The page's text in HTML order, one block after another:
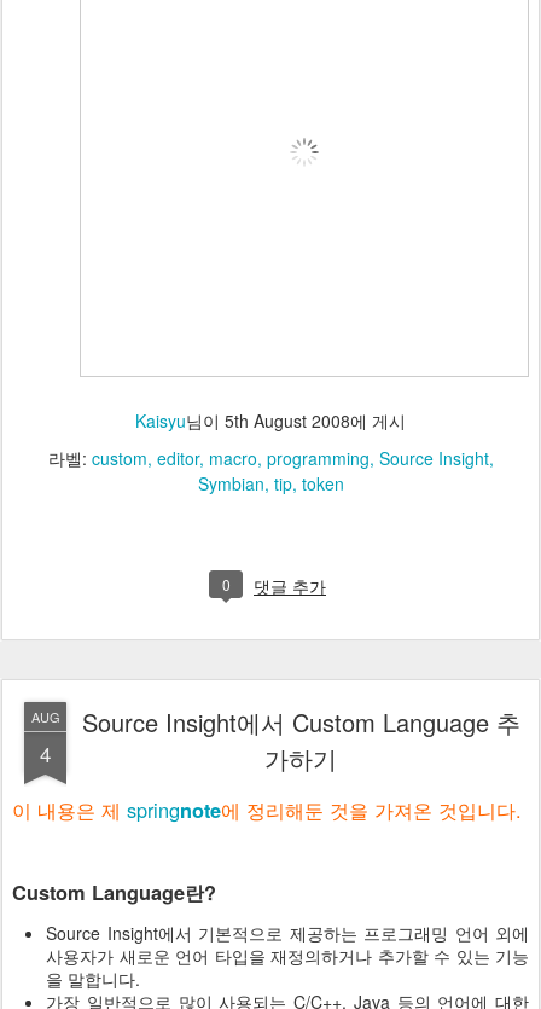
Kaisyu님이 5th August 2008에 게시
라벨: custom editor macro programming Source Insight
Symbian tip token
0 댓글 추가
AUG
4
Source Insight에서 Custom Language 추
가하기
이 내용은 제 springnote에 정리해둔 것을 가져온 것입니다.
Custom Language란?
Source Insight에서 기본적으로 제공하는 프로그래밍 언어 외에
사용자가 새로운 언어 타입을 재정의하거나 추가할 수 있는 기능
을 말합니다.
가장 일반적으로 많이 사용되는 C/C++, Java 등의 언어에 대한